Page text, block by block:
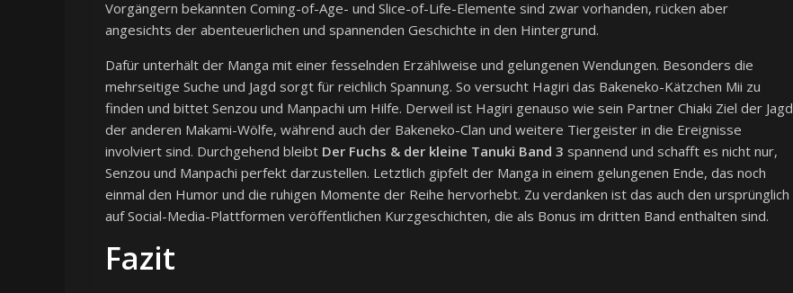
Vorgängern bekannten Coming-of-Age- und Slice-of-Life-Elemente sind zwar vorhanden, rücken aber
angesichts der abenteuerlichen und spannenden Geschichte in den Hintergrund.
Dafür unterhält der Manga mit einer fesselnden Erzählweise und gelungenen Wendungen. Besonders die
mehrseitige Suche und Jagd sorgt für reichlich Spannung. So versucht Hagiri das Bakeneko-Kätzchen Mii zu
finden und bittet Senzou und Manpachi um Hilfe. Derweil ist Hagiri genauso wie sein Partner Chiaki Ziel der Jagd
der anderen Makami-Wölfe, während auch der Bakeneko-Clan und weitere Tiergeister in die Ereignisse
involviert sind. Durchgehend bleibt Der Fuchs & der kleine Tanuki Band 3 spannend und schafft es nicht nur,
Senzou und Manpachi perfekt darzustellen. Letztlich gipfelt der Manga in einem gelungenen Ende, das noch
einmal den Humor und die ruhigen Momente der Reihe hervorhebt. Zu verdanken ist das auch den ursprünglich
auf Social-Media-Plattformen veröffentlichen Kurzgeschichten, die als Bonus im dritten Band enthalten sind.
Fazit